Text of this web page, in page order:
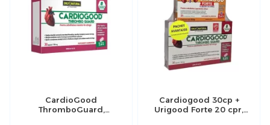
CardioGood
ThromboGuard,
Cardiogood 30cp +
Urigood Forte 20 cpr,